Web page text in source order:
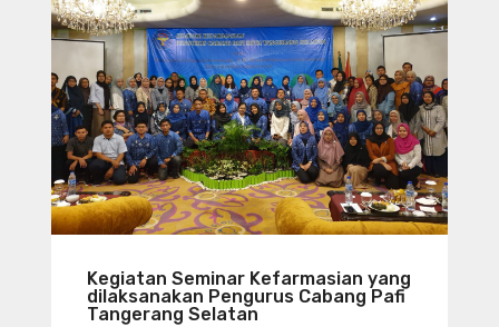
Kegiatan Seminar Kefarmasian yang
dilaksanakan Pengurus Cabang Pafi
Tangerang Selatan